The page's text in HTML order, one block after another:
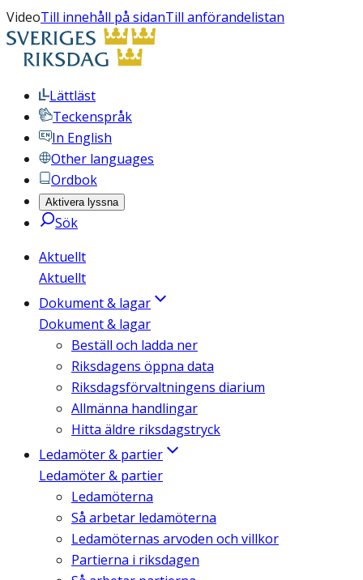
VideoTill innehåll på sidanTill anförandelistan
Lättläst
Teckenspråk
In English
Other languages
Ordbok
Aktivera lyssna
Sök
Aktuellt
Aktuellt
Dokument & lagar
Dokument & lagar
Beställ och ladda ner
Riksdagens öppna data
Riksdagsförvaltningens diarium
Allmänna handlingar
Hitta äldre riksdagstryck
Ledamöter & partier
Ledamöter & partier
Ledamöterna
Så arbetar ledamöterna
Ledamöternas arvoden och villkor
Partierna i riksdagen